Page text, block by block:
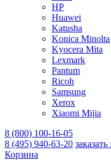
HP
Huawei
Katusha
Konica Minolta
Kyocera Mita
Lexmark
Pantum
Ricoh
Samsung
Xerox
Xiaomi Mijia
8 (800) 100-16-05
8 (495) 940-63-20
Корзина